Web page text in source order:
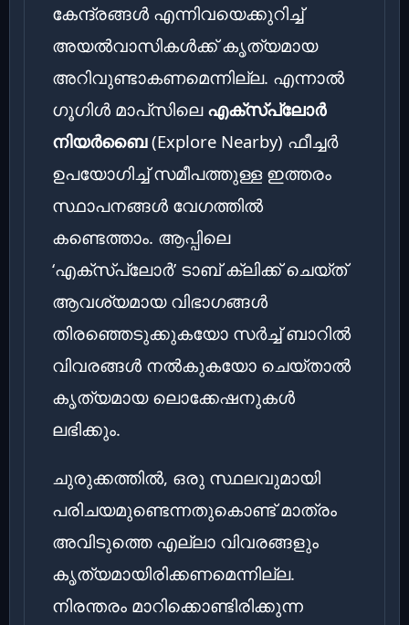
കേന്ദ്രങ്ങൾ എന്നിവയെക്കുറിച്ച്
അയൽവാസികൾക്ക് കൃത്യമായ
അറിവുണ്ടാകണമെന്നില്ല. എന്നാൽ
ഗൂഗിൾ മാപ്‌സിലെ എക്‌സ്‌പ്ലോർ
നിയർബൈ(Explore Nearby) ഫീച്ചർ
ഉപയോഗിച്ച് സമീപത്തുള്ള ഇത്തരം
സ്ഥാപനങ്ങൾ വേഗത്തിൽ
കണ്ടെത്താം. ആപ്പിലെ
‘എക്‌സ്‌പ്ലോർ’ ടാബ് ക്ലിക്ക് ചെയ്ത്
ആവശ്യമായ വിഭാഗങ്ങൾ
തിരഞ്ഞെടുക്കുകയോ സർച്ച് ബാറിൽ
വിവരങ്ങൾ നൽകുകയോ ചെയ്താൽ
കൃത്യമായ ലൊക്കേഷനുകൾ
ലഭിക്കും.
ചുരുക്കത്തിൽ, ഒരു സ്ഥലവുമായി
പരിചയമുണ്ടെന്നതുകൊണ്ട് മാത്രം
അവിടുത്തെ എല്ലാ വിവരങ്ങളും
കൃത്യമായിരിക്കണമെന്നില്ല.
നിരന്തരം മാറിക്കൊണ്ടിരിക്കുന്ന